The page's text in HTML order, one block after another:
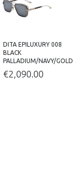
DITA EPILUXURY 008
BLACK
PALLADIUM/NAVY/GOLD
€2,090.00